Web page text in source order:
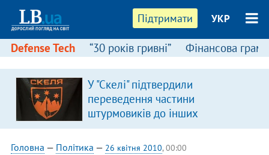
Підтримати УКР
Defense Tech “30 років гривні” Фінансова
У "Скелі" підтвердили
переведення частини
штурмовиків до інших
підрозділів
Головна — Політика — 26 квітня 2010, 00:00